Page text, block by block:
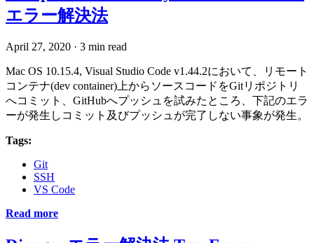
エラー解決法
April 27, 2020 · 3 min read
Mac OS 10.15.4, Visual Studio Code v1.44.2において、リモート
コンテナ(dev container)上からソースコードをGitリポジトリ
へコミット、GitHubへプッシュを試みたところ、下記のエラ
ーが発生しコミット及びプッシュが完了しない事象が発生。
Tags:
Git
SSH
VS Code
Read more